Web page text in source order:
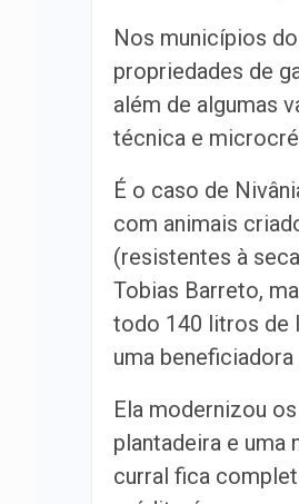
Nos municípios
propriedades de
além de algumas
técnica e
É o caso de
com animais
(resistentes à
Tobias Barreto,
todo 140 litros de
uma beneficiadora
Ela modernizou
plantadeira e uma
curral fica